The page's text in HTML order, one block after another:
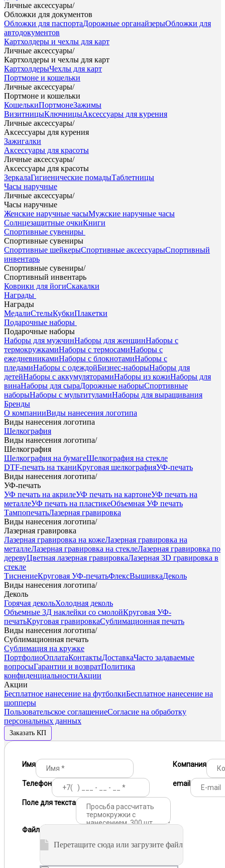
Личные аксессуары/
Обложки для документов
Обложки для паспортаДорожные органайзерыОбложки для
автодокументов
Картхолдеры и чехлы для карт
Личные аксессуары/
Картхолдеры и чехлы для карт
КартхолдерыЧехлы для карт
Портмоне и кошельки
Личные аксессуары/
Портмоне и кошельки
КошелькиПортмонеЗажимы
ВизитницыКлючницыАксессуары для курения
Личные аксессуары/
Аксессуары для курения
Зажигалки
Аксессуары для красоты
Личные аксессуары/
Аксессуары для красоты
ЗеркалаГигиенические помадыТаблетницы
Часы наручные
Личные аксессуары/
Часы наручные
Женские наручные часыМужские наручные часы
Солнцезащитные очкиКниги
Спортивные сувениры
Спортивные сувениры
Спортивные шейкерыСпортивные аксессуарыСпортивный
инвентарь
Спортивные сувениры/
Спортивный инвентарь
Коврики для йогиСкакалки
Награды
Награды
МедалиСтелыКубкиПлакетки
Подарочные наборы
Подарочные наборы
Наборы для мужчинНаборы для женщинНаборы с
термокружкамиНаборы с термосамиНаборы с
ежедневникамиНаборы с блокнотамиНаборы с
пледамиНаборы с одеждойБизнес-наборыНаборы для
детейНаборы с аккумуляторамиНаборы из кожиНаборы для
винаНаборы для сыраДорожные наборыСпортивные
наборыНаборы с мультитуламиНаборы для выращивания
Бренды
О компанииВиды нанесения логотипа
Виды нанесения логотипа
Шелкография
Виды нанесения логотипа/
Шелкография
Шелкография на бумагеШелкография на стекле
DTF-печать на тканиКруговая шелкографияУФ-печать
Виды нанесения логотипа/
УФ-печать
УФ печать на акрилеУФ печать на картонеУФ печать на
металлеУФ печать на пластикеОбъемная УФ печать
ТампопечатьЛазерная гравировка
Виды нанесения логотипа/
Лазерная гравировка
Лазерная гравировка на кожеЛазерная гравировка на
металлеЛазерная гравировка на стеклеЛазерная гравировка по
деревуЦветная лазерная гравировкаЛазерная 3D гравировка в
стекле
ТиснениеКруговая УФ-печатьФлексВышивкаДеколь
Виды нанесения логотипа/
Деколь
Горячая декольХолодная деколь
Объемные 3Д наклейки со смолойКруговая УФ-
печатьКруговая гравировкаСублимационная печать
Виды нанесения логотипа/
Сублимационная печать
Сублимация на кружке
ПортфолиоОплатаКонтактыДоставкаЧасто задаваемые
вопросыГарантии и возвратПолитика
конфиденциальностиАкции
Акции
Бесплатное нанесение на футболкиБесплатное нанесение на
шопперы
Пользовательское соглашениеСогласие на обработку
персональных данных
Заказать КП
Имя Компания
Телефон email
Поле для текста
Файл
Перетащите сюда или загрузите файл